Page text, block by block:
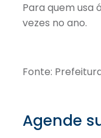
Para quem usa
vezes no ano.
Fonte:
Agende